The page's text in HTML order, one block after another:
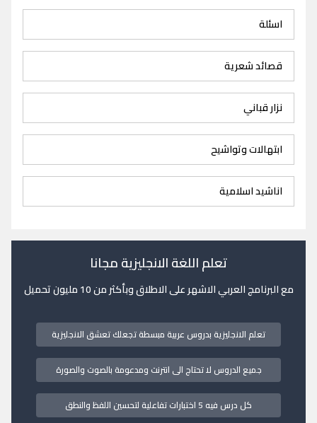
اسئلة
قصائد شعرية
نزار قباني
ابتهالات وتواشيح
اناشيد اسلامية
تعلم اللغة الانجليزية مجانا
مع البرنامج العربي الاشهر على الاطلاق وبأكثر من 10 مليون تحميل
تعلم الانجليزية بدروس عربية مبسطة تجعلك تعشق الانجليزية
جميع الدروس لا تحتاج الى انترنت ومدعومة بالصوت والصورة
كل درس فيه 5 اختبارات تفاعلية لتحسين اللفظ والنطق